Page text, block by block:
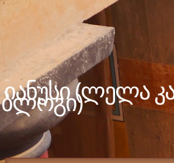
იანუსი (ლელა
ბლოგი)